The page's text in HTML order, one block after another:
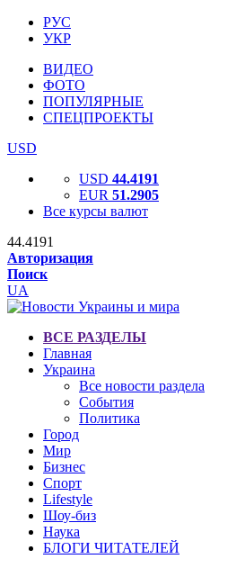
РУС
УКР
ВИДЕО
ФОТО
ПОПУЛЯРНЫЕ
СПЕЦПРОЕКТЫ
USD
USD 44.4191
EUR 51.2905
Все курсы валют
44.4191
Авторизация
Поиск
UA
ВСЕ РАЗДЕЛЫ
Главная
Украина
Все новости раздела
События
Политика
Город
Мир
Бизнес
Спорт
Lifestyle
Шоу-биз
Наука
БЛОГИ ЧИТАТЕЛЕЙ